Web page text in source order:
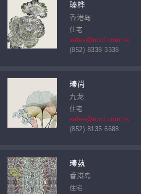
瑧桦
香港岛
住宅
sales@nwd.com.hk
(852) 8338 3338
瑧尚
九龙
住宅
sales@nwd.com.hk
(852) 8135 6688
瑧蓺
香港岛
住宅